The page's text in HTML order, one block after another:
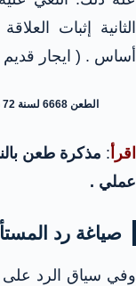
الثانية إثبات
أساس . ( ايجار قديم
الطعن 6668 لسنة 72 ق جلسة 18 / 3 / 2013 مكتب فني 64 ق 54 ص 371
اقرأ : مذكرة طعن
عملي .
صياغة رد
وفي سياق الرد